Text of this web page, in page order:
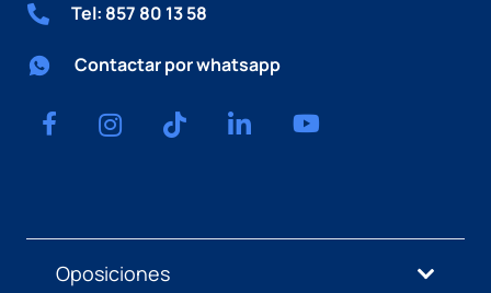
Tel: 857 80 13 58
Contactar por whatsapp
Oposiciones